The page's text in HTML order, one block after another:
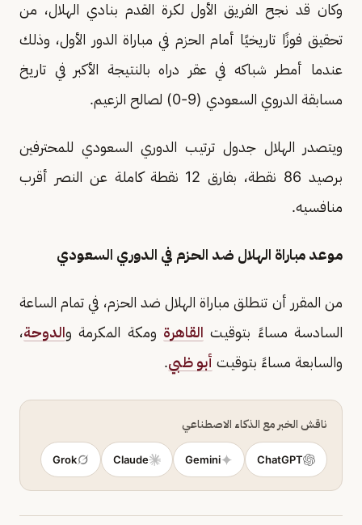
وكان قد نجح الفريق الأول لكرة القدم بنادي الهلال، من
تحقيق فوزًا تاريخيًا أمام الحزم في مباراة الدور الأول، وذلك
عندما أمطر شباكه في عقر دراه بالنتيجة الأكبر في تاريخ
مسابقة الدروي السعودي (9-0) لصالح الزعيم.
ويتصدر الهلال جدول ترتيب الدوري السعودي للمحترفين
برصيد 86 نقطة، بفارق 12 نقطة كاملة عن النصر أقرب
منافسيه.
موعد مباراة الهلال ضد الحزم في الدوري السعودي
من المقرر أن تنطلق مباراة الهلال ضد الحزم، في تمام الساعة
السادسة مساءً بتوقيت القاهرة ومكة المكرمة والدوحة،
والسابعة مساءً بتوقيت أبو ظبي.
ناقش الخبر مع الذكاء الاصطناعي
ChatGPT
Gemini
Claude
Grok